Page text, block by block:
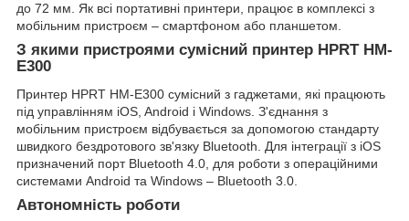
до 72 мм. Як всі портативні принтери, працює в комплексі з
мобільним пристроєм – смартфоном або планшетом.
З якими пристроями сумісний принтер HPRT HM-
E300
Принтер HPRT HM-E300 сумісний з гаджетами, які працюють
під управлінням iOS, Android і Windows. З'єднання з
мобільним пристроєм відбувається за допомогою стандарту
швидкого бездротового зв'язку Bluetooth. Для інтеграції з iOS
призначений порт Bluetooth 4.0, для роботи з операційними
системами Android та Windows – Bluetooth 3.0.
Автономність роботи